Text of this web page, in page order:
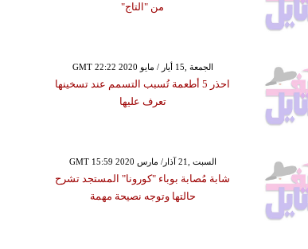
من "التاج"
GMT 22:22 2020 الجمعة ,15 أيار / مايو
احذر 5 أطعمة تُسبب التسمم عند تسخينها
تعرف عليها
GMT 15:59 2020 السبت ,21 آذار/ مارس
شابة مُصابة بوباء "كورونا" المستجد تشرح
حالتها وتوجه نصيحة مهمة